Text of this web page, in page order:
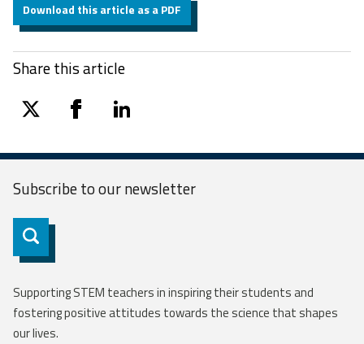
Download this article as a PDF
Share this article
twitter facebooklinkedin
Subscribe to ournewsletter
Subscribe
Supporting STEM teachers in inspiring their students and
fostering positive attitudes towards the science that shapes
our lives.